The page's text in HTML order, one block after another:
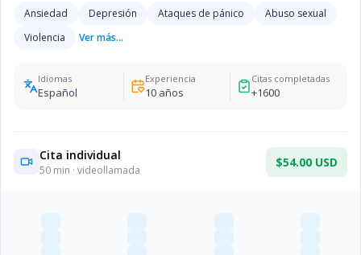
Ansiedad Depresión Ataques de pánico
Abuso sexual
Violencia
Ver más...
Idiomas
Español
Experiencia
10años
Citas completadas
+1600
Cita individual
50 min · videollamada
$54.00 USD